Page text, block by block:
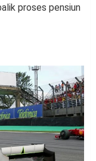
proses pensiun